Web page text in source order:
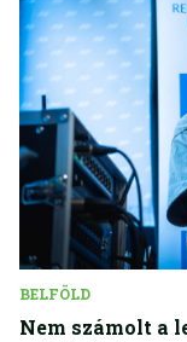
BELFÖLD
Nem számolt a